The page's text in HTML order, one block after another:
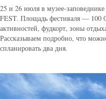
25 и 26 июля в музее-
FEST. Площадь фестиваля — 100
активностей, фудкорт, зоны
Рассказываем подробно, что
спланировать два дня.